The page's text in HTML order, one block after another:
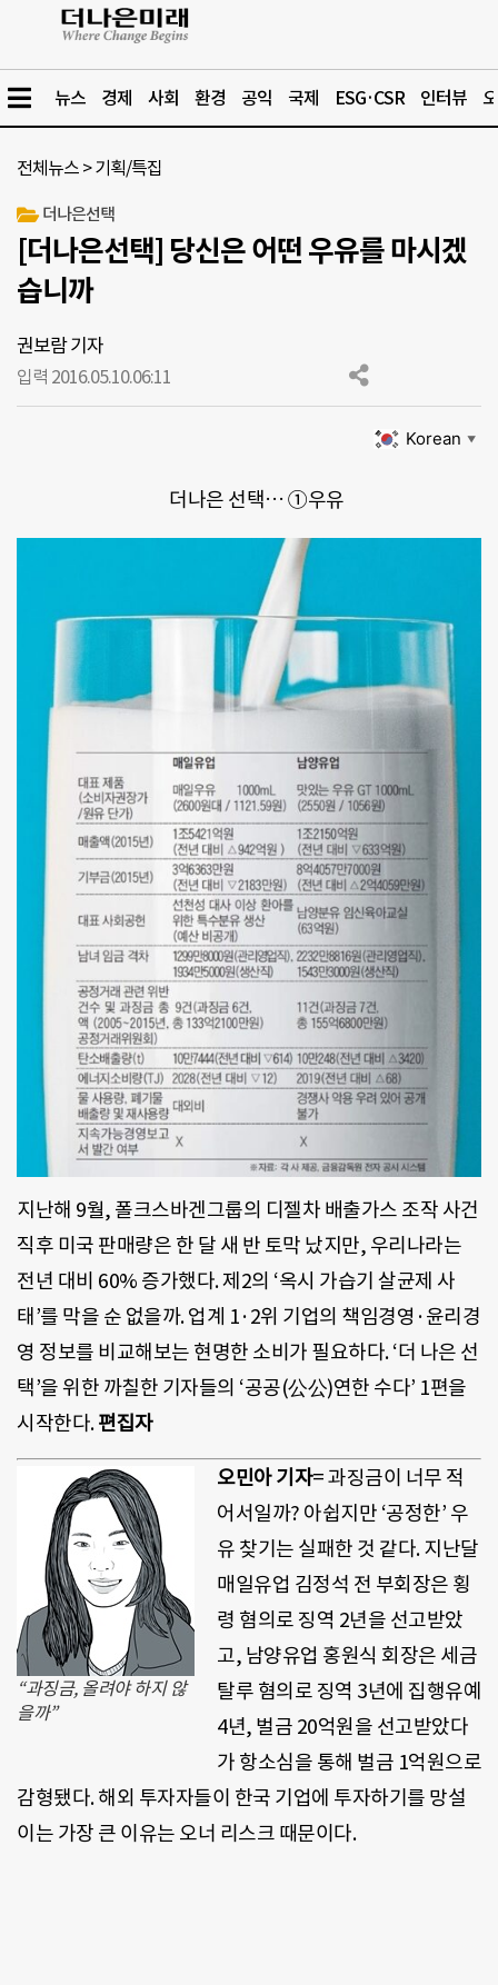
뉴스 경제 사회 환경 공익 국제 ESG·CSR 인터뷰
전체뉴스 >기획/특집
더나은선택
[더나은선택] 당신은 어떤 우유를 마시겠
습니까
권보람 기자
입력 2016.05.10.06:11
Korean ▼
더나은 선택… ①우유
지난해 9월, 폴크스바겐그룹의 디젤차 배출가스 조작 사건
직후 미국 판매량은 한 달 새 반 토막 났지만, 우리나라는
전년 대비 60% 증가했다. 제2의 ‘옥시 가습기 살균제 사
태’를 막을 순 없을까. 업계 1·2위 기업의 책임경영·윤리경
영 정보를 비교해보는 현명한 소비가 필요하다. ‘더 나은 선
택’을 위한 까칠한 기자들의 ‘공공(公公)연한 수다’ 1편을
시작한다.편집자
“과징금, 올려야 하지 않
을까”
오민아 기자= 과징금이 너무 적
어서일까? 아쉽지만 ‘공정한’ 우
유 찾기는 실패한 것 같다. 지난달
매일유업 김정석 전 부회장은 횡
령 혐의로 징역 2년을 선고받았
고, 남양유업 홍원식 회장은 세금
탈루 혐의로 징역 3년에 집행유예
4년, 벌금 20억원을 선고받았다
가 항소심을 통해 벌금 1억원으로
감형됐다. 해외 투자자들이 한국 기업에 투자하기를 망설
이는 가장 큰 이유는 오너 리스크 때문이다.